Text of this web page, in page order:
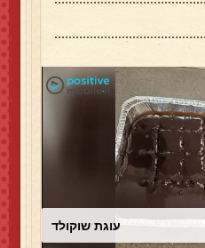
עוגת שוקולד